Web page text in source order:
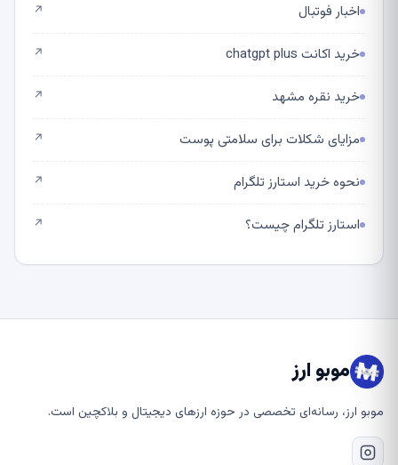
اخبار فوتبال ↗
خرید اکانت chatgpt plus ↗
خرید نقره مشهد ↗
مزایای شکلات برای سلامتی پوست ↗
نحوه خرید استارز تلگرام ↗
استارز تلگرام چیست؟ ↗
موبو ارز
موبو ارز، رسانه‌ای تخصصی در حوزه ارزهای دیجیتال و بلاکچین است.